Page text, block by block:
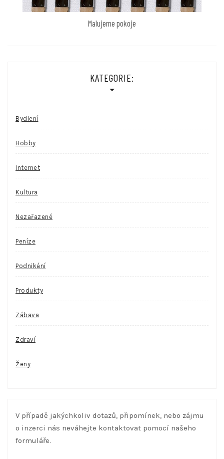
Malujeme pokoje
KATEGORIE:
Bydlení
Hobby
Internet
Kultura
Nezařazené
Peníze
Podnikání
Produkty
Zábava
Zdraví
Ženy
V případě jakýchkoliv dotazů, připomínek, nebo zájmu
o inzerci nás neváhejte kontaktovat pomocí našeho
formuláře.